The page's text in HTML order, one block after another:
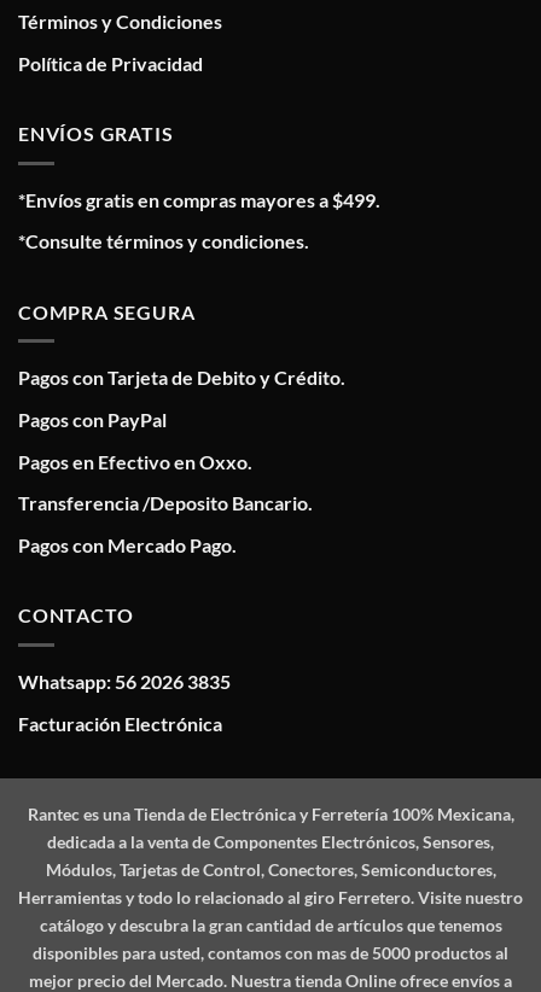
Términos y Condiciones
Política de Privacidad
ENVÍOS GRATIS
*Envíos gratis en compras mayores a $499.
*Consulte términos y condiciones.
COMPRA SEGURA
Pagos con Tarjeta de Debito y Crédito.
Pagos con PayPal
Pagos en Efectivo en Oxxo.
Transferencia /Deposito Bancario.
Pagos con Mercado Pago.
CONTACTO
Whatsapp: 56 2026 3835
Facturación Electrónica
Ranteces una Tienda de Electrónica y Ferretería 100% Mexicana,
dedicada a la venta de Componentes Electrónicos, Sensores,
Módulos, Tarjetas de Control, Conectores, Semiconductores,
Herramientas y todo lo relacionado al giro Ferretero. Visite nuestro
catálogo y descubra la gran cantidad de artículos que tenemos
disponibles para usted, contamos con mas de 5000 productos al
mejor precio del Mercado. Nuestra tienda Online ofrece envíos a